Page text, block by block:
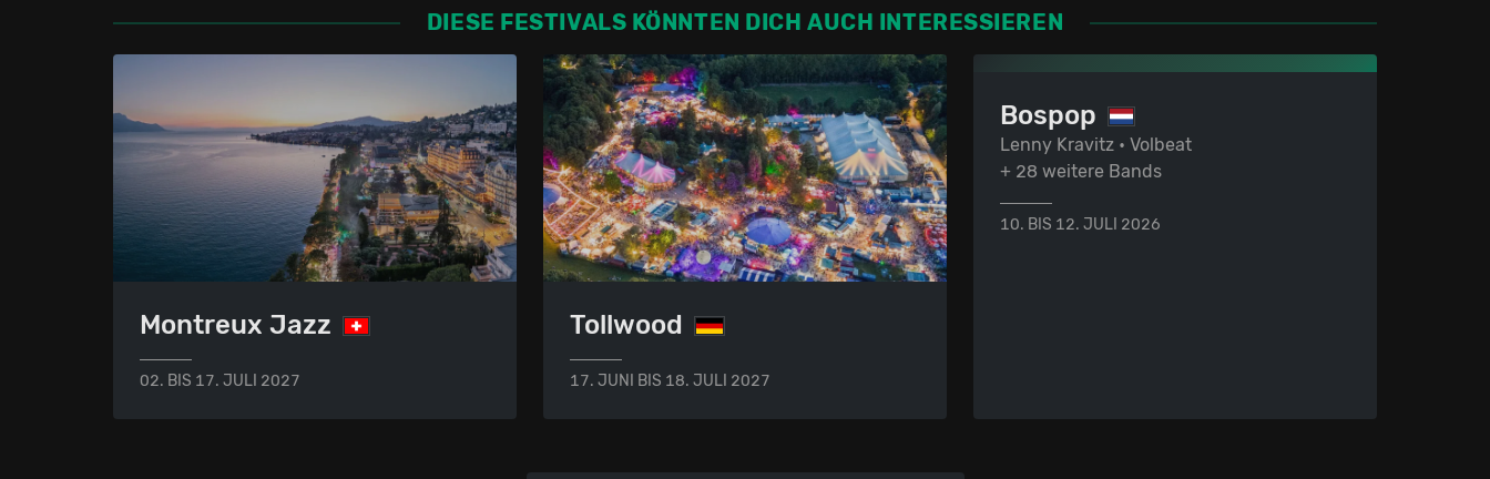
DIESE FESTIVALS KÖNNTEN DICH AUCH INTERESSIEREN
Montreux Jazz
02. BIS 17. JULI 2027
Tollwood
17. JUNI BIS 18. JULI 2027
Bospop
Lenny Kravitz • Volbeat
+ 28 weitere Bands
10. BIS 12. JULI 2026